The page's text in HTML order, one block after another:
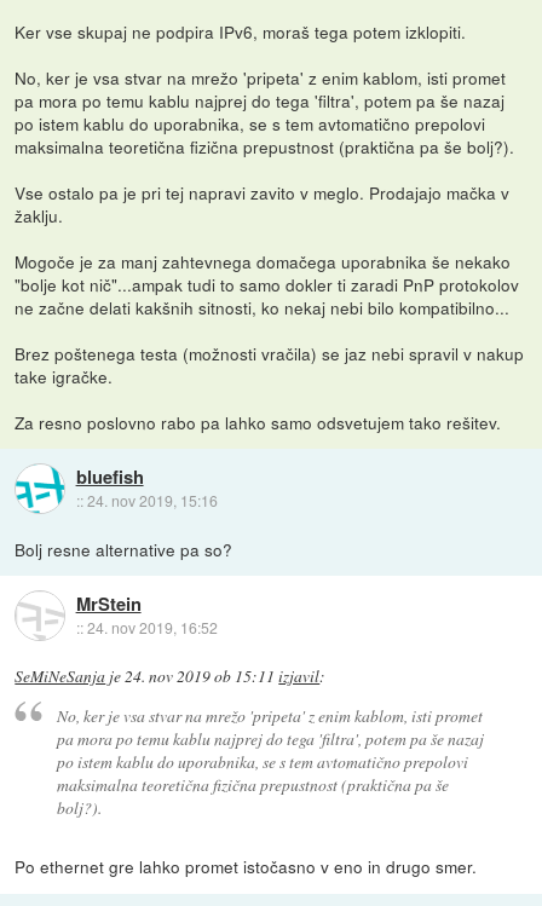
Ker vse skupaj ne podpira IPv6, moraš tega potem izklopiti.
No, ker je vsa stvar na mrežo 'pripeta' z enim kablom, isti promet
pa mora po temu kablu najprej do tega 'filtra', potem pa še nazaj
po istem kablu do uporabnika, se s tem avtomatično prepolovi
maksimalna teoretična fizična prepustnost (praktična pa še bolj?).
Vse ostalo pa je pri tej napravi zavito v meglo. Prodajajo mačka v
žaklju.
Mogoče je za manj zahtevnega domačega uporabnika še nekako
"bolje kot nič"...ampak tudi to samo dokler ti zaradi PnP protokolov
ne začne delati kakšnih sitnosti, ko nekaj nebi bilo kompatibilno...
Brez poštenega testa (možnosti vračila) se jaz nebi spravil v nakup
take igračke.
Za resno poslovno rabo pa lahko samo odsvetujem tako rešitev.
bluefish
::24. nov 2019, 15:16
Bolj resne alternative pa so?
MrStein
::24. nov 2019, 16:52
SeMiNeSanja je24. nov 2019 ob 15:11 izjavil:
No, ker je vsa stvar na mrežo 'pripeta' z enim kablom, isti promet
pa mora po temu kablu najprej do tega 'filtra', potem pa še nazaj
po istem kablu do uporabnika, se s tem avtomatično prepolovi
maksimalna teoretična fizična prepustnost (praktična pa še
bolj?).
Po ethernet gre lahko promet istočasno v eno in drugo smer.